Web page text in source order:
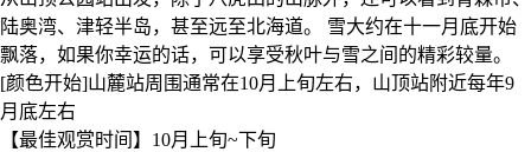
陆奥湾、津轻半岛，甚至远至北海道。 雪大约在十一月底开始
飘落，如果你幸运的话，可以享受秋叶与雪之间的精彩较量。
[颜色开始]山麓站周围通常在10月上旬左右，山顶站附近每年9
月底左右
【最佳观赏时间】10月上旬~下旬